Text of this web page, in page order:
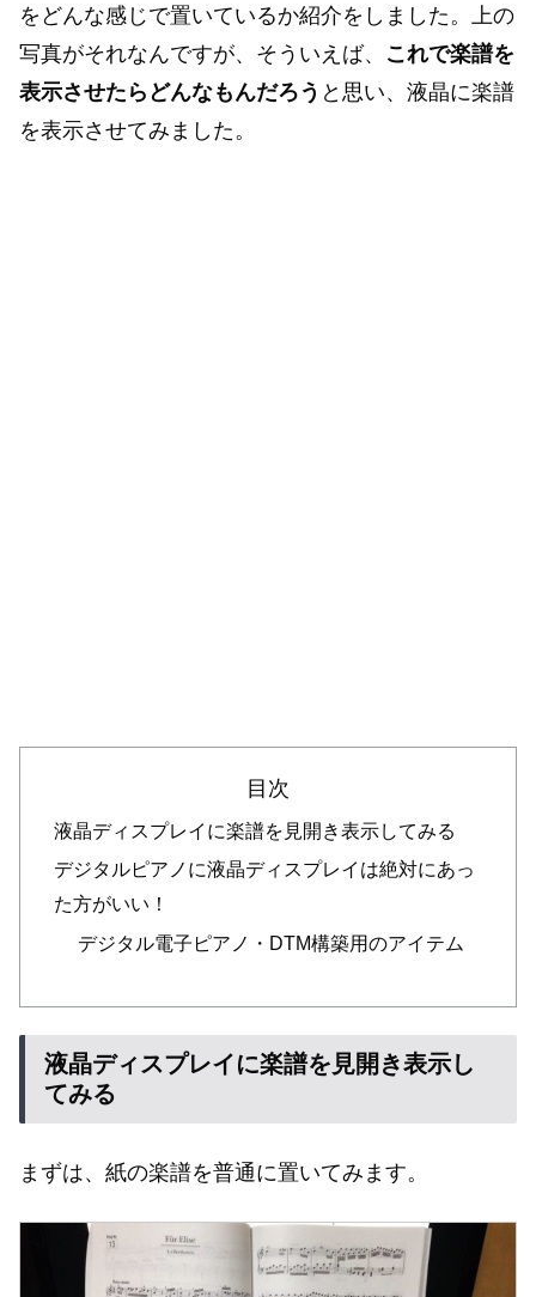
をどんな感じで置いているか紹介をしました。上の
写真がそれなんですが、そういえば、 これで楽譜を
表示させたらどんなもんだろう と思い、液晶に楽譜
を表示させてみました。
目次
液晶ディスプレイに楽譜を見開き表示してみる
デジタルピアノに液晶ディスプレイは絶対にあっ
た方がいい！
デジタル電子ピアノ・DTM構築用のアイテム
液晶ディスプレイに楽譜を見開き表示し
てみる
まずは、紙の楽譜を普通に置いてみます。